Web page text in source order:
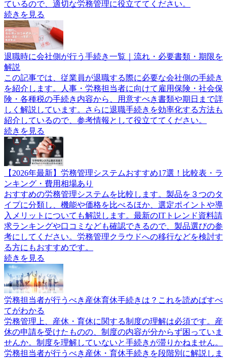
ているので、適切な労務管理に役立ててください。
続きを見る
退職時に会社側が行う手続き一覧｜流れ・必要書類・期限を
解説
この記事では、従業員が退職する際に必要な会社側の手続き
を紹介します。人事・労務担当者に向けて雇用保険・社会保
険・各種税の手続き内容から、用意すべき書類や期日まで詳
しく解説しています。さらに退職手続きを効率化する方法も
紹介しているので、参考情報として役立ててください。
続きを見る
【2026年最新】労務管理システムおすすめ17選！比較表・ラ
ンキング・費用相場あり
おすすめの労務管理システムを比較します。製品を３つのタ
イプに分類し、機能や価格を比べるほか、選定ポイントや導
入メリットについても解説します。最新のITトレンド資料請
求ランキングや口コミなども確認できるので、製品選びの参
考にしてください。労務管理クラウドへの移行などを検討す
る方にもおすすめです。
続きを見る
労務担当者が行うべき産休育休手続きは？これを読めばすべ
てがわかる
労務管理上、産休・育休に関する制度の理解は必須です。産
休の申請を受けたものの、制度の内容が分からず困っていま
せんか。制度を理解していないと手続きが滞りかねません。
労務担当者が行うべき産休・育休手続きを段階別に解説しま